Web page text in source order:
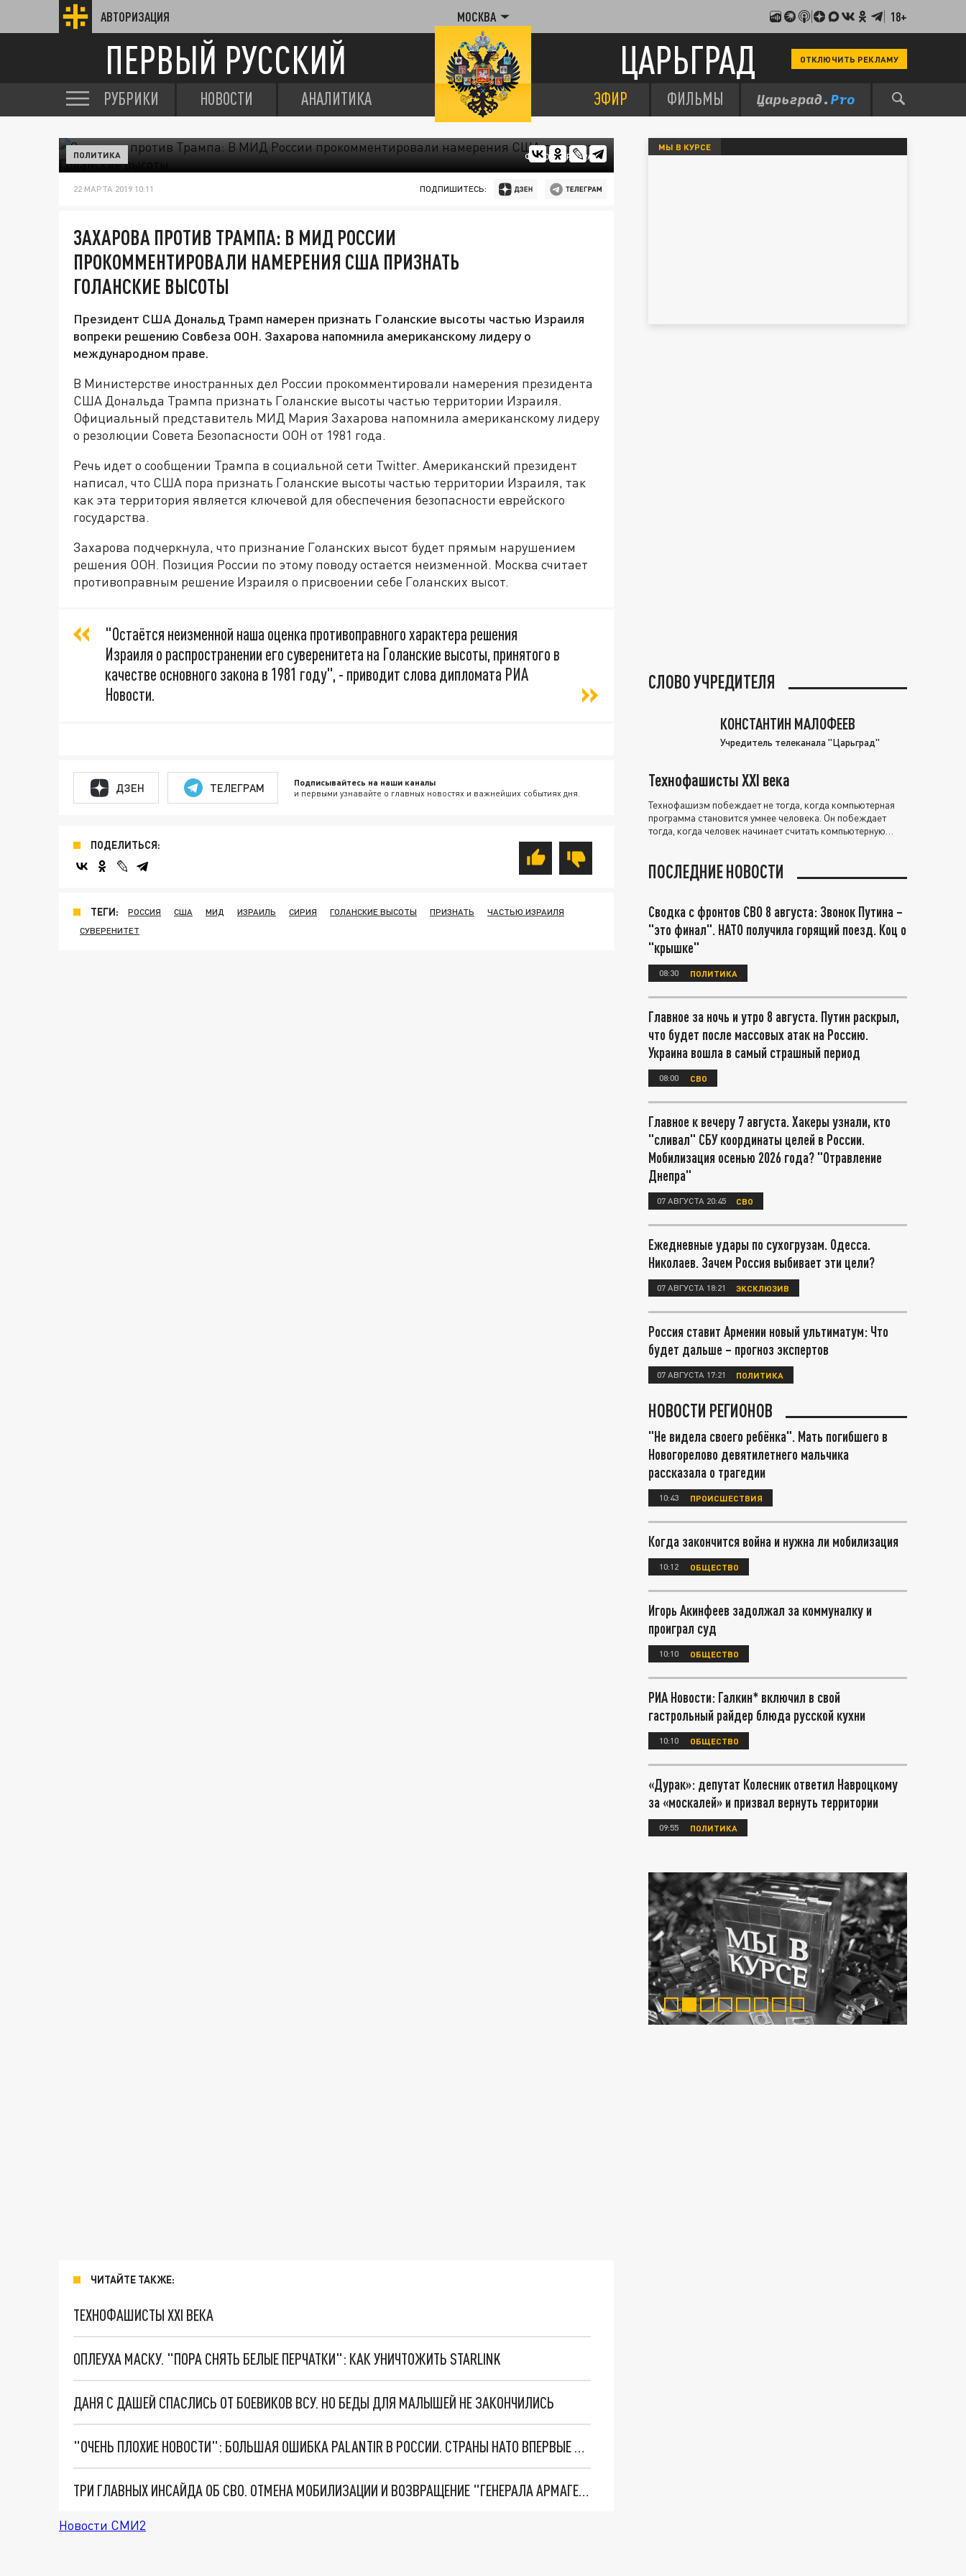
АВТОРИЗАЦИЯ МОСКВА 18+
ПЕРВЫЙ РУССКИЙ ЦАРЬГРАД ОТКЛЮЧИТЬ РЕКЛАМУ
РУБРИКИ НОВОСТИ АНАЛИТИКА ЭФИР ФИЛЬМЫ
ФОТО: ЦАРЬГРАД
ПОЛИТИКА
22 МАРТА 2019 10:11 ПОДПИШИТЕСЬ:
ЗАХАРОВА ПРОТИВ ТРАМПА: В МИД РОССИИ
ПРОКОММЕНТИРОВАЛИ НАМЕРЕНИЯ США ПРИЗНАТЬ
ГОЛАНСКИЕ ВЫСОТЫ
Президент США Дональд Трамп намерен признать Голанские высоты частью Израиля
вопреки решению Совбеза ООН. Захарова напомнила американскому лидеру о
международном праве.
В Министерстве иностранных дел России прокомментировали намерения президента
США Дональда Трампа признать Голанские высоты частью территории Израиля.
Официальный представитель МИД Мария Захарова напомнила американскому лидеру
о резолюции Совета Безопасности ООН от 1981 года.
Речь идет о сообщении Трампа в социальной сети Twitter. Американский президент
написал, что США пора признать Голанские высоты частью территории Израиля, так
как эта территория является ключевой для обеспечения безопасности еврейского
государства.
Захарова подчеркнула, что признание Голанских высот будет прямым нарушением
решения ООН. Позиция России по этому поводу остается неизменной. Москва считает
противоправным решение Израиля о присвоении себе Голанских высот.
"Остаётся неизменной наша оценка противоправного характера решения
Израиля о распространении его суверенитета на Голанские высоты, принятого в
качестве основного закона в 1981 году", - приводит слова дипломата РИА
Новости.
ДЗЕН ТЕЛЕГРАМ Подписывайтесь на наши каналы
и первыми узнавайте о главных новостях и важнейших событиях дня.
ПОДЕЛИТЬСЯ:
ТЕГИ: РОССИЯ США МИД ИЗРАИЛЬ СИРИЯ ГОЛАНСКИЕ ВЫСОТЫ ПРИЗНАТЬ
ЧАСТЬЮ ИЗРАИЛЯ
СУВЕРЕНИТЕТ
ЧИТАЙТЕ ТАКЖЕ:
ТЕХНОФАШИСТЫ XXI ВЕКА
ОПЛЕУХА МАСКУ. "ПОРА СНЯТЬ БЕЛЫЕ ПЕРЧАТКИ": КАК УНИЧТОЖИТЬ STARLINK
ДАНЯ С ДАШЕЙ СПАСЛИСЬ ОТ БОЕВИКОВ ВСУ. НО БЕДЫ ДЛЯ МАЛЫШЕЙ НЕ ЗАКОНЧИЛИСЬ
"ОЧЕНЬ ПЛОХИЕ НОВОСТИ": БОЛЬШАЯ ОШИБКА PALANTIR В РОССИИ. СТРАНЫ НАТО ВПЕРВЫЕ ЗА СВО ОСТАНОВИЛИ ПОСТАВКИ ОРУЖИЯ. ВСУ ТЕРЯЮТ ПРИГРАНИЧЬЕ?
ТРИ ГЛАВНЫХ ИНСАЙДА ОБ СВО. ОТМЕНА МОБИЛИЗАЦИИ И ВОЗВРАЩЕНИЕ "ГЕНЕРАЛА АРМАГЕДДОНА"? ОТЛИЧНЫЕ НОВОСТИ, КОТОРЫЕ ЖДАЛИ ВСЕ
Новости СМИ2
МЫ В КУРСЕ
СЛОВО УЧРЕДИТЕЛЯ
КОНСТАНТИН МАЛОФЕЕВ
Учредитель телеканала "Царьград"
Технофашисты XXI века
Технофашизм побеждает не тогда, когда компьютерная
программа становится умнее человека. Он побеждает
тогда, когда человек начинает считать компьютерную
ПОСЛЕДНИЕ НОВОСТИ
Сводка с фронтов СВО 8 августа: Звонок Путина –
"это финал". НАТО получила горящий поезд. Коц о
"крышке"
08:30 ПОЛИТИКА
Главное за ночь и утро 8 августа. Путин раскрыл,
что будет после массовых атак на Россию.
Украина вошла в самый страшный период
08:00 СВО
Главное к вечеру 7 августа. Хакеры узнали, кто
"сливал" СБУ координаты целей в России.
Мобилизация осенью 2026 года? "Отравление
Днепра"
07 АВГУСТА 20:45 СВО
Ежедневные удары по сухогрузам. Одесса.
Николаев. Зачем Россия выбивает эти цели?
07 АВГУСТА 18:21 ЭКСКЛЮЗИВ
Россия ставит Армении новый ультиматум: Что
будет дальше – прогноз экспертов
07 АВГУСТА 17:21 ПОЛИТИКА
НОВОСТИ РЕГИОНОВ
"Не видела своего ребёнка". Мать погибшего в
Новогорелово девятилетнего мальчика
рассказала о трагедии
10:43 ПРОИСШЕСТВИЯ
Когда закончится война и нужна ли мобилизация
10:12 ОБЩЕСТВО
Игорь Акинфеев задолжал за коммуналку и
проиграл суд
10:10 ОБЩЕСТВО
РИА Новости: Галкин* включил в свой
гастрольный райдер блюда русской кухни
10:10 ОБЩЕСТВО
«Дурак»: депутат Колесник ответил Навроцкому
за «москалей» и призвал вернуть территории
09:55 ПОЛИТИКА